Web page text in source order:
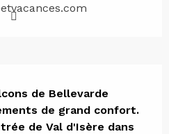
de Bellevarde
de grand confort.
de Val d'Isère dans